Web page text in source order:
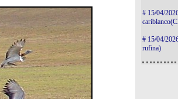
# 15/04/
# 15/04/
rufina)